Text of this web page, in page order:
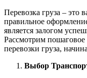
Перевозка груза – это
правильное
является залогом
Рассмотрим
перевозки груза,
Выбор